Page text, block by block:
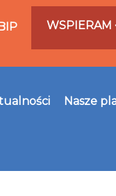
WSPIERAM
Nasze